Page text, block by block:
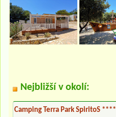
Nejbližší v okolí:
Camping Terra Park SpiritoS ****